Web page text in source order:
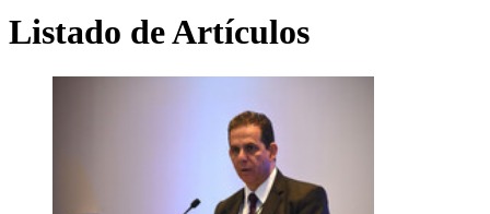
Listado de Artículos